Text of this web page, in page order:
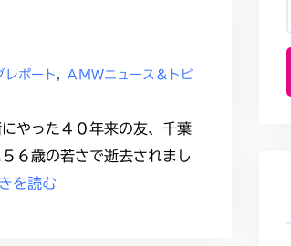
レポート ,
ＡＭＷニュース＆トピ
やった４０年来の友、千葉
６歳の若さで逝去されまし
を読む
: